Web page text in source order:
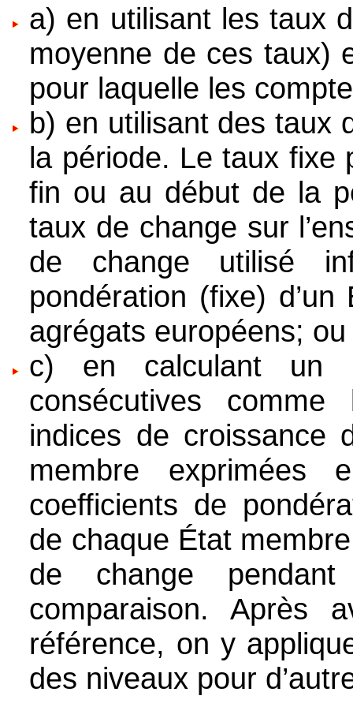
a) en utilisant les taux
moyenne de ces taux)
pour laquelle les
b) en utilisant des taux
la période. Le taux fixe
fin ou au début de la
taux de change sur
de change utilisé
pondération (fixe)
agrégats européens; ou
c) en calculant un
consécutives
indices de croissance
membre exprimées
coefficients de
de chaque État
de change
comparaison. Après
référence, on y
des niveaux pour